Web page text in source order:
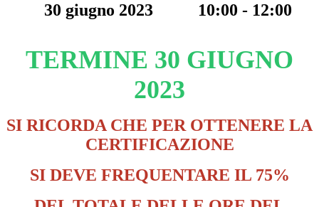
30 giugno 2023 10:00 - 12:00
TERMINE 30 GIUGNO
2023
SI RICORDA CHE PER OTTENERE LA
CERTIFICAZIONE
SI DEVE FREQUENTARE IL 75%